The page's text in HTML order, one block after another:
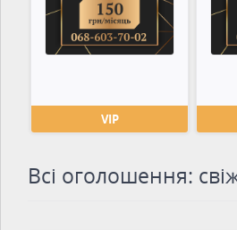
VIP
Всі оголошення: